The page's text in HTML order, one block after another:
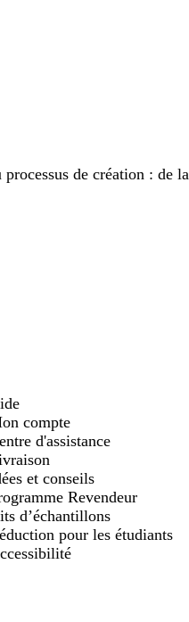
de création : de la
compte
d'assistance
et conseils
Revendeur
d’échantillons
pour les étudiants